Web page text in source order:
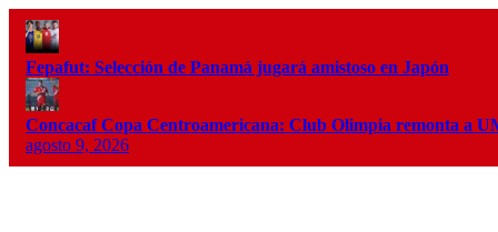
Fepafut: Selección de Panamá jugará amistoso en Japón
Concacaf Copa Centroamericana: Club Olimpia remonta a
agosto 9, 2026